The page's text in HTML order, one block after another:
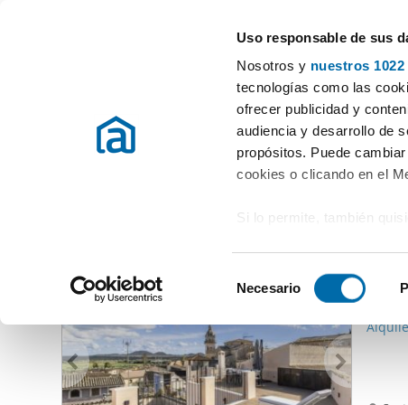
Uso responsable de sus
Nosotros y nuestros
tecnologías como las
ofrecer publicidad y
audiencia y desarrollo de
propósitos. Puede
cookies o clicando en el
Si lo permite, también
Identificar su
Obtenga más
preferencias en la
en la Declaración de
e
e
c
c
Necesario
Mietwohnungen Balearische Inseln Vermieten Häuser
(0 Immobilien)